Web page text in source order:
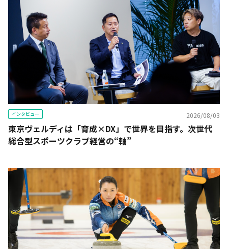
インタビュー 2026/08/03
東京ヴェルディは「育成×DX」で世界を目指す。次世代
総合型スポーツクラブ経営の“軸”